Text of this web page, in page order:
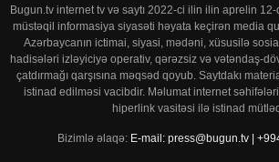
Bugun.tv internet tv və saytı 2022-ci ilin ilin aprelin
müstəqil informasiya siyasəti həyata keçirən media
Azərbaycanın ictimai, siyasi, mədəni, xüsusilə
hadisələri izləyiciyə operativ, qərəzsiz və vətəndaş-
çatdırmağı qarşısına məqsəd qoyub. Saytdakı
istinad edilməsi vacibdir. Məlumat internet
hiperlink vasitəsi ilə istinad
Bizimlə əlaqə: E-mail: press@bugun.tv |